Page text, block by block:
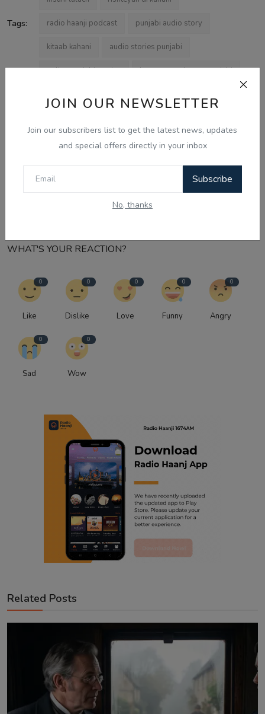
JOIN OUR NEWSLETTER
Join our subscribers list to get the latest news, updates
and special offers directly in your inbox
Subscribe
No, thanks
Tags: radio haanji podcast punjabi audio story
kitaab kahani audio stories punjabi
online punjabi stories human greed story punjabi
PREVIOUS SAHIT
ਇਲਿਆਸ: ਲਿਓ ਟਾਲਸਟਾਏ ਦੀ ਇੱਕ ਅਨਮੋਲ ਕਹਾਣੀ
ਮੈਜਿਸਟ੍ਰੇਟ ਦਾ ਗੁਪਤ ਰਾਜ਼ | Anton Chekhov Story The
Investigator in Punjabi
WHAT'S YOUR REACTION?
0
Like
0
Dislike
0
Love
0
Funny
0
Angry
0
Sad
0
Wow
Related Posts